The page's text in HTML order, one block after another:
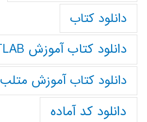
دانلود کتاب
دانلود کتاب آموزش MATLAB
دانلود کتاب آموزش متلب
دانلود کد آماده